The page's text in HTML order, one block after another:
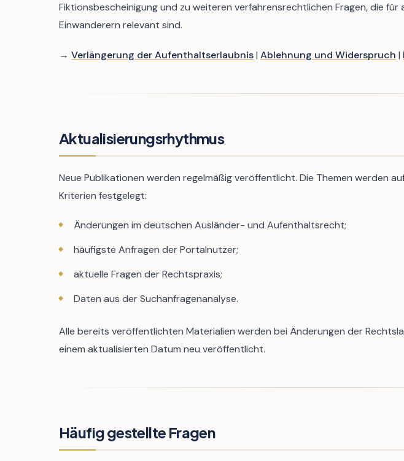
Fiktionsbescheinigung und zu weiteren verfahrensrechtlichen Fragen, die für
Einwanderern relevant sind.
→ Verlängerung der Aufenthaltserlaubnis| Ablehnung und Widerspruch |
Aktualisierungsrhythmus
Neue Publikationen werden regelmäßig veröffentlicht. Die Themen werden
Kriterien festgelegt:
Änderungen im deutschen Ausländer- und Aufenthaltsrecht;
häufigste Anfragen der Portalnutzer;
aktuelle Fragen der Rechtspraxis;
Daten aus der Suchanfragenanalyse.
Alle bereits veröffentlichten Materialien werden bei Änderungen der
einem aktualisierten Datum neu veröffentlicht.
Häufig gestellte Fragen